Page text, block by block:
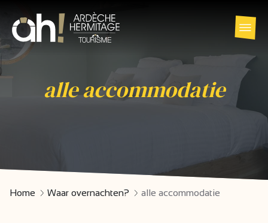
alle accommodatie
Home Waar overnachten? alle accommodatie